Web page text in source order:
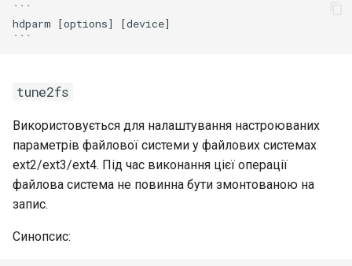
```
hdparm [options] [device]
tune2fs
Використовується для налаштування настроюваних
параметрів файлової системи у файлових системах
ext2/ext3/ext4. Під час виконання цієї операції
файлова система не повинна бути змонтованою на
запис.
Синопсис: